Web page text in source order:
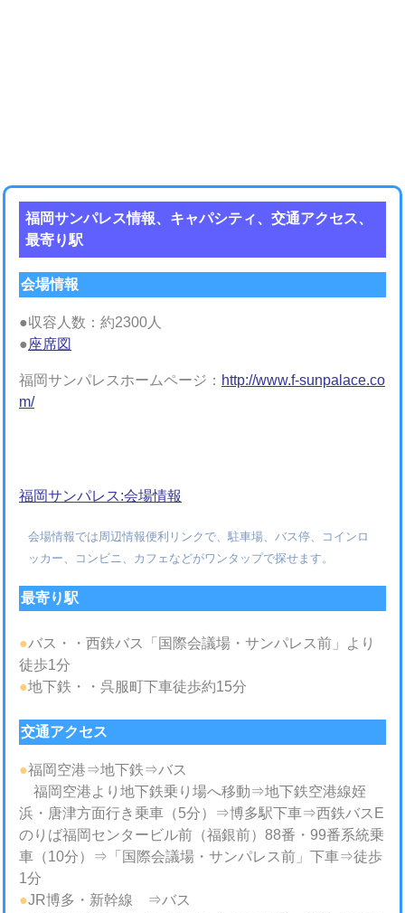
福岡サンパレス情報、キャパシティ、交通アクセス、
最寄り駅
会場情報
●収容人数：約2300人
●座席図
福岡サンパレスホームページ： http://www.f-sunpalace.co
m/
福岡サンパレス:会場情報
会場情報では周辺情報便利リンクで、駐車場、バス停、コインロ
ッカー、コンビニ、カフェなどがワンタップで探せます。
最寄り駅
●バス・・西鉄バス「国際会議場・サンパレス前」より
徒歩1分
●地下鉄・・呉服町下車徒歩約15分
交通アクセス
●福岡空港⇒地下鉄⇒バス
福岡空港より地下鉄乗り場へ移動⇒地下鉄空港線姪
浜・唐津方面行き乗車（5分）⇒博多駅下車⇒西鉄バスE
のりば福岡センタービル前（福銀前）88番・99番系統乗
車（10分）⇒「国際会議場・サンパレス前」下車⇒徒歩
1分
●JR博多・新幹線 ⇒バス